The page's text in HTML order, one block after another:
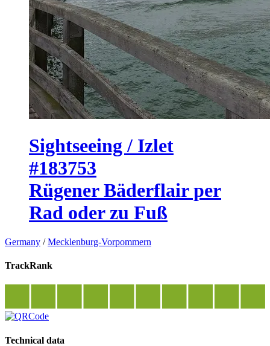
Sightseeing / Izlet
#183753
Rügener Bäderflair per
Rad oder zu Fuß
Germany /Mecklenburg-Vorpommern
TrackRank
Technical data